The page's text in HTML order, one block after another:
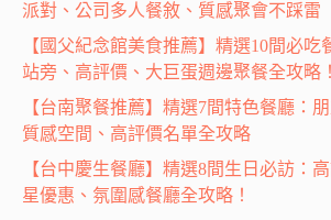
派對、公司多人餐敘、質感聚會不踩雷
【國父紀念館美食推薦】精選10間必吃
站旁、高評價、大巨蛋週邊聚餐全攻略！
【台南聚餐推薦】精選7間特色餐廳：朋
質感空間、高評價名單全攻略
【台中慶生餐廳】精選8間生日必訪：
星優惠、氛圍感餐廳全攻略！